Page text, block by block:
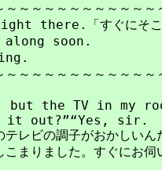
～～～～～～～～～
「すぐにそこに
soon.
～～～～～～～～～
but the TV in my
out?”“Yes, sir.
レビの調子がおかしいん
りました。すぐにお伺